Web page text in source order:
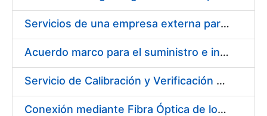
Servicios de una empresa externa para el asesoramiento y resolución de los recursos de alzada que se presentan relacionados con procesos de selección para la FNMT-RCM
Acuerdo marco para el suministro e instalación de persianas, estores y otros complementos
Servicio de Calibración y Verificación Externa de los Equipos de Medición del Servicio de Prevención de la FNMT-RCM
Conexión mediante Fibra Óptica de los Centros de Proceso de Datos (CPDs) de las sedes de la FNMT-RCM de Burgos y Madrid